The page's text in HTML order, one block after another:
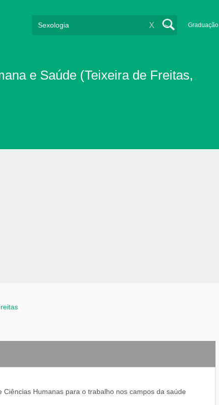
Graduação
X
e Saúde (Teixeira de Freitas,
Humanas para o trabalho nos campos da saúde